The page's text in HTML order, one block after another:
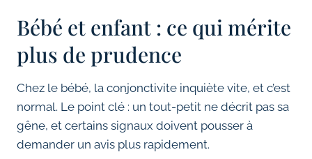
Bébé et enfant : ce qui mérite
plus de prudence
Chez le bébé, la conjonctivite inquiète vite, et c’est
normal. Le point clé : un tout-petit ne décrit pas sa
gêne, et certains signaux doivent pousser à
demander un avis plus rapidement.